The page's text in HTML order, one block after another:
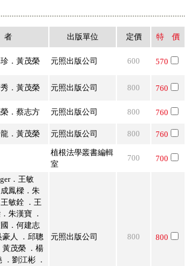
者 出版單位 定價 特 價
．黃茂榮 元照出版公司 600 570
．黃茂榮 元照出版公司 800 760
．蔡志方 元照出版公司 800 760
．黃茂榮 元照出版公司 800 760
植根法學叢書編輯
室
700 700
．王敏
鳳樑．朱
敏銓 ．王
朱漢寶 ．
．何建志
豪人 ．邱聰
黃茂榮 ．楊
．劉江彬 ．
元照出版公司 800 800